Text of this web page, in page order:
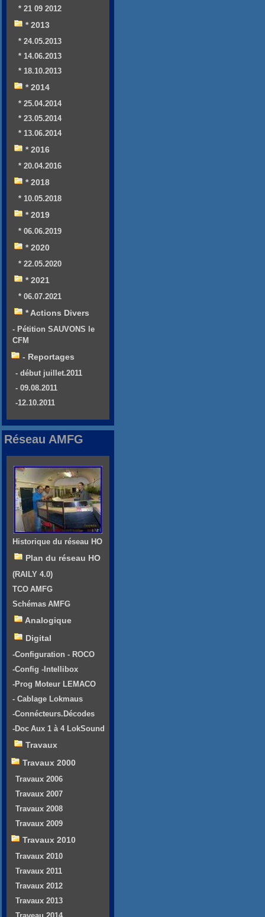
* 21 09 2012
* 2013
* 24.05.2013
* 14.06.2013
* 18.10.2013
* 2014
* 25.04.2014
* 23.05.2014
* 13.06.2014
* 2016
* 20.04.2016
* 2018
* 10.05.2018
* 2019
* 06.06.2019
* 2020
* 22.05.2020
* 2021
* 06.07.2021
* Actions Divers
- Pétition SAUVONS le
CFM
- Reportages
- début juillet.2011
- 09.08.2011
-12.10.2011
Réseau AMFG
Historique du réseau HO
Plan du réseau HO
(RAILY 4.0)
TCO AMFG
Schémas AMFG
Analogique
Digital
-Configuration - ROCO
-Config -Intellibox
-Prog Moteur LEMACO
- Cablage Lokmaus
-Connécteurs.Décodes
-Doc Aux 1 à 4 LokSound
Travaux
Travaux 2000
Travaux 2006
Travaux 2007
Travaux 2008
Travaux 2009
Travaux 2010
Travaux 2010
Travaux 2011
Travaux 2012
Travaux 2013